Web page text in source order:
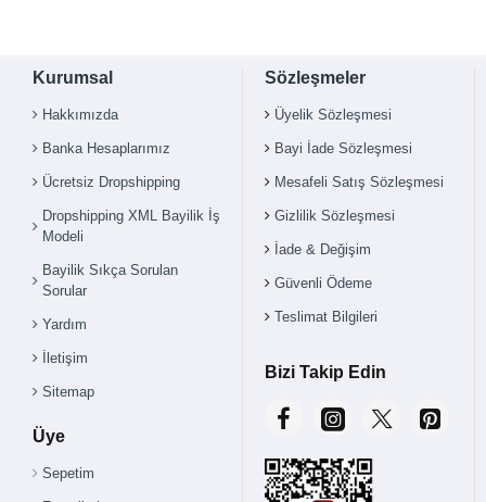
Çok Satılan Ürün
Kurumsal
Hakkımızda
Banka Hesaplarımız
Ücretsiz Dropshipping
Dropshipping XML Bayilik İş
Modeli
Bayilik Sıkça Sorulan
Sorular
Yardım
İletişim
Sitemap
Üye
Sepetim
Sözleşmeler
Üyelik Sözleşmesi
Bayi İade Sözleşmesi
Mesafeli Satış Sözleşmesi
Gizlilik Sözleşmesi
İade & Değişim
Güvenli Ödeme
Teslimat Bilgileri
Bizi Takip Edin